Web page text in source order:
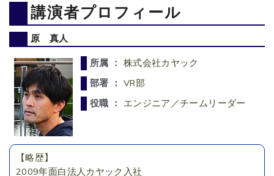
講演者プロフィール
原 真人
所属 ： 株式会社カヤック
部署 ： VR部
役職 ： エンジニア／チームリーダー
【略歴】
2009年面白法人カヤック入社